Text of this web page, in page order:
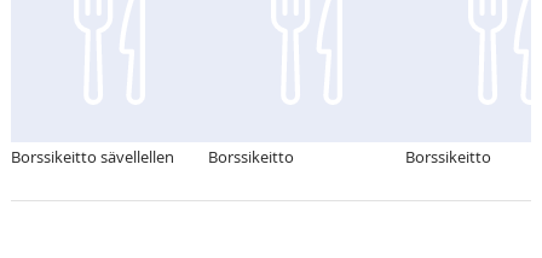
Borssikeitto sävellellen Borssikeitto Borssikeitto